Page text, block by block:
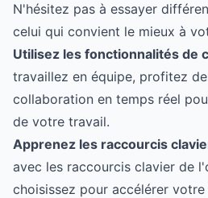
N'hésitez pas à essayer
celui qui convient le mieux à
Utilisez les fonctionnalités de
travaillez en équipe, profitez
collaboration en temps réel
de votre travail.
Apprenez les raccourcis
avec les raccourcis clavier de
choisissez pour accélérer